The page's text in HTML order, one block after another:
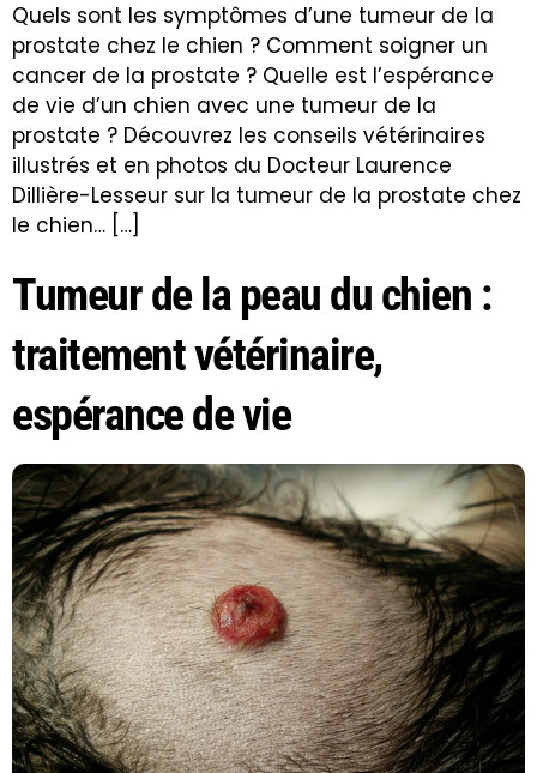
Quels sont les symptômes d’une tumeur de la
prostate chez le chien ? Comment soigner un
cancer de la prostate ? Quelle est l’espérance
de vie d’un chien avec une tumeur de la
prostate ? Découvrez les conseils vétérinaires
illustrés et en photos du Docteur Laurence
Dillière-Lesseur sur la tumeur de la prostate chez
le chien… […]
Tumeur de la peau du chien :
traitement vétérinaire,
espérance de vie